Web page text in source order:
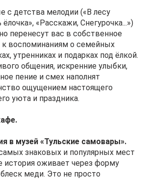
с детства мелодии («В лесу
ёлочка», «Расскажи, Снегурочка...»)
перенесут вас в собственное
к воспоминаниям о семейных
утренниках и подарках под ёлкой.
общения, искренние улыбки,
пение и смех наполнят
ощущением настоящего
уюта и праздника.
в музей «Тульские самовары».
знаковых и популярных мест
история оживает через форму
меди. Это не просто